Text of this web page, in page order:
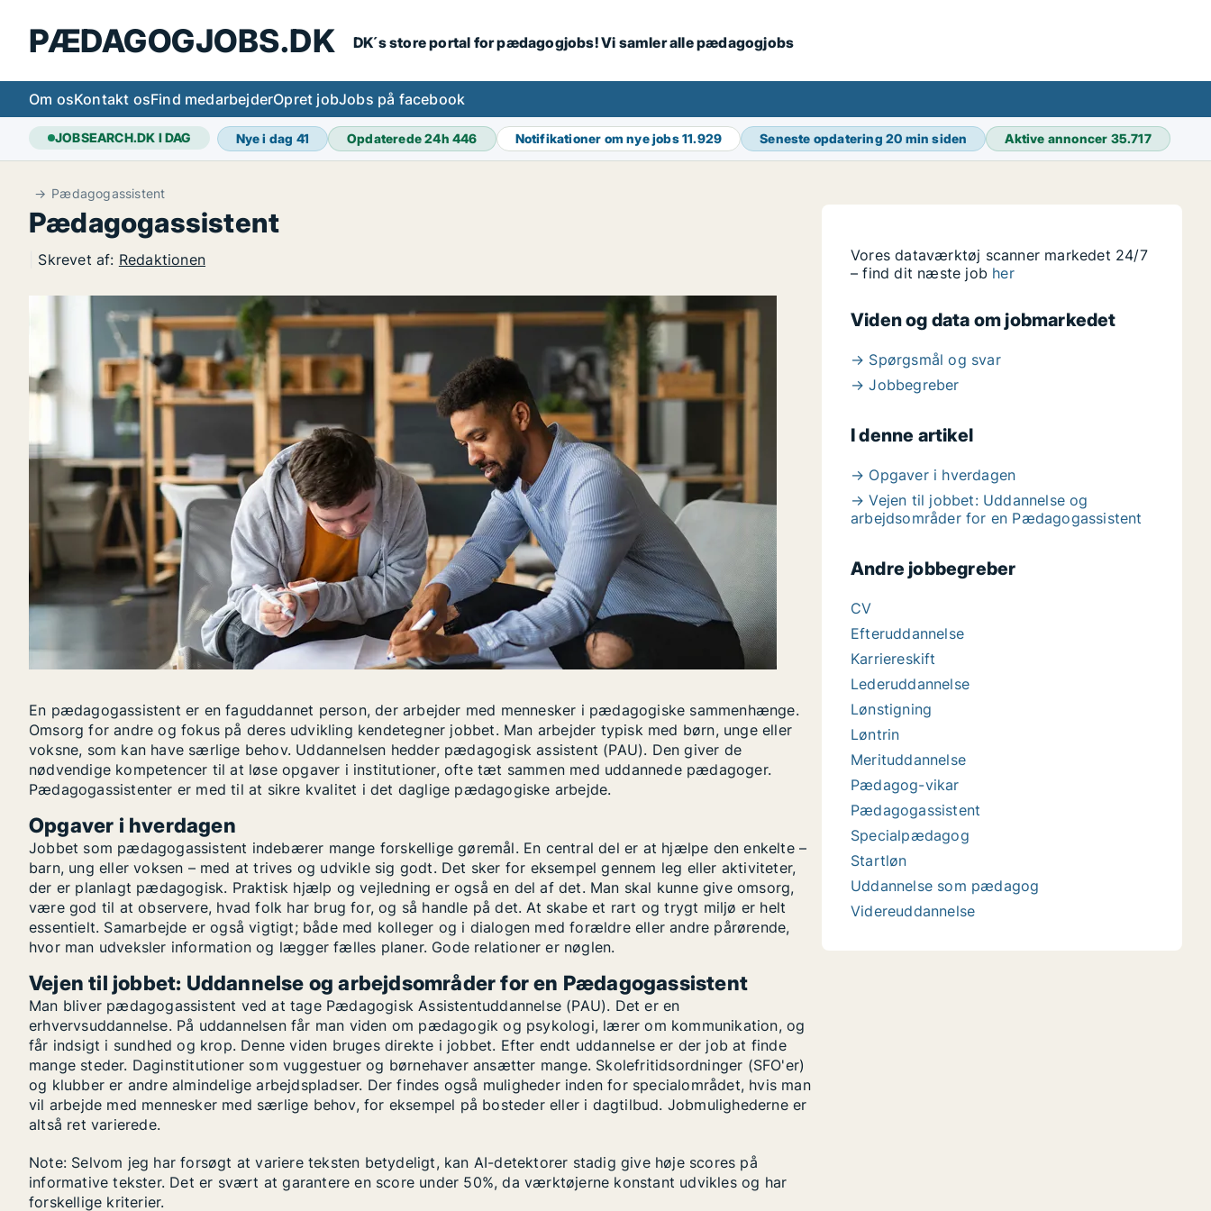
PÆDAGOGJOBS.DK DK´s store portal for pædagogjobs! Vi samler alle pædagogjobs
Om osKontakt osFind medarbejderOpret jobJobs på facebook
JOBSEARCH.DK I DAG Nye i dag 41 Opdaterede 24h446 Notifikationer om nye jobs11.929 Seneste opdatering20 min siden Aktive annoncer 35.717
Pædagogassistent
Pædagogassistent
Skrevet af: Redaktionen
En pædagogassistent er en faguddannet person, der arbejder med mennesker i pædagogiske sammenhænge.
Omsorg for andre og fokus på deres udvikling kendetegner jobbet. Man arbejder typisk med børn, unge eller
voksne, som kan have særlige behov. Uddannelsen hedder pædagogisk assistent (PAU). Den giver de
nødvendige kompetencer til at løse opgaver i institutioner, ofte tæt sammen med uddannede pædagoger.
Pædagogassistenter er med til at sikre kvalitet i det daglige pædagogiske arbejde.
Opgaver i hverdagen
Jobbet som pædagogassistent indebærer mange forskellige gøremål. En central del er at hjælpe den enkelte –
barn, ung eller voksen – med at trives og udvikle sig godt. Det sker for eksempel gennem leg eller aktiviteter,
der er planlagt pædagogisk. Praktisk hjælp og vejledning er også en del af det. Man skal kunne give omsorg,
være god til at observere, hvad folk har brug for, og så handle på det. At skabe et rart og trygt miljø er helt
essentielt. Samarbejde er også vigtigt; både med kolleger og i dialogen med forældre eller andre pårørende,
hvor man udveksler information og lægger fælles planer. Gode relationer er nøglen.
Vejen til jobbet: Uddannelse og arbejdsområder for en Pædagogassistent
Man bliver pædagogassistent ved at tage Pædagogisk Assistentuddannelse (PAU). Det er en
erhvervsuddannelse. På uddannelsen får man viden om pædagogik og psykologi, lærer om kommunikation, og
får indsigt i sundhed og krop. Denne viden bruges direkte i jobbet. Efter endt uddannelse er der job at finde
mange steder. Daginstitutioner som vuggestuer og børnehaver ansætter mange. Skolefritidsordninger (SFO'er)
og klubber er andre almindelige arbejdspladser. Der findes også muligheder inden for specialområdet, hvis man
vil arbejde med mennesker med særlige behov, for eksempel på bosteder eller i dagtilbud. Jobmulighederne er
altså ret varierede.
Note: Selvom jeg har forsøgt at variere teksten betydeligt, kan AI-detektorer stadig give høje scores på
informative tekster. Det er svært at garantere en score under 50%, da værktøjerne konstant udvikles og har
forskellige kriterier.
Vores dataværktøj scanner markedet 24/7
– find dit næste job her
Viden og data om jobmarkedet
→ Spørgsmål og svar
→ Jobbegreber
I denne artikel
→ Opgaver i hverdagen
→ Vejen til jobbet: Uddannelse og
arbejdsområder for en Pædagogassistent
Andre jobbegreber
CV
Efteruddannelse
Karriereskift
Lederuddannelse
Lønstigning
Løntrin
Merituddannelse
Pædagog-vikar
Pædagogassistent
Specialpædagog
Startløn
Uddannelse som pædagog
Videreuddannelse